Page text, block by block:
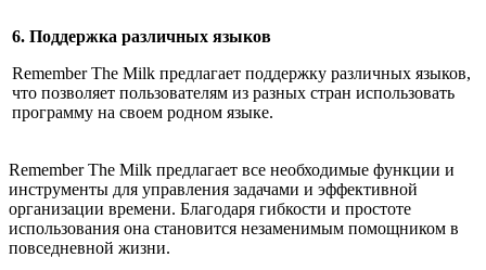
6. Поддержка различных языков
Remember The Milk предлагает поддержку различных языков,
что позволяет пользователям из разных стран использовать
программу на своем родном языке.
Remember The Milk предлагает все необходимые функции и
инструменты для управления задачами и эффективной
организации времени. Благодаря гибкости и простоте
использования она становится незаменимым помощником в
повседневной жизни.